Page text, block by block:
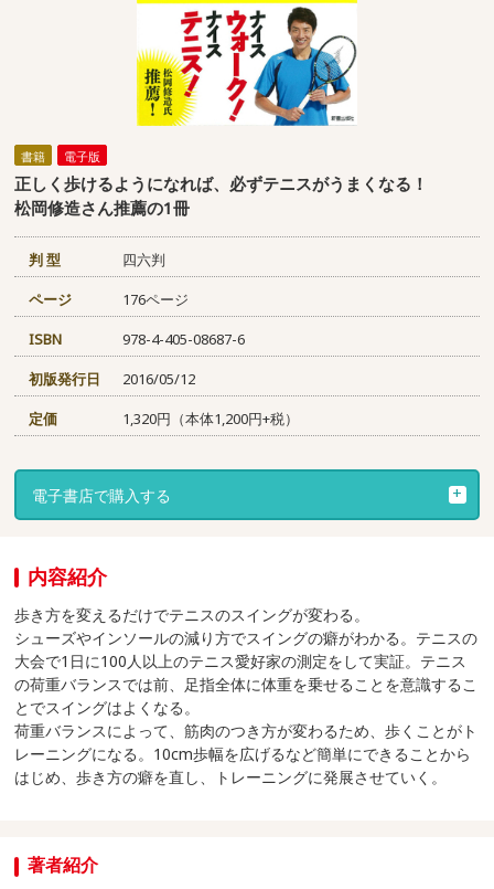
書籍 電子版
正しく歩けるようになれば、必ずテニスがうまくなる！
松岡修造さん推薦の1冊
判 型
四六判
ページ
176ページ
ISBN
978-4-405-08687-6
初版発行日
2016/05/12
定価
1,320円（本体1,200円+税）
電子書店で購入する
内容紹介
歩き方を変えるだけでテニスのスイングが変わる。
シューズやインソールの減り方でスイングの癖がわかる。テニスの
大会で1日に100人以上のテニス愛好家の測定をして実証。テニス
の荷重バランスでは前、足指全体に体重を乗せることを意識するこ
とでスイングはよくなる。
荷重バランスによって、筋肉のつき方が変わるため、歩くことがト
レーニングになる。10cm歩幅を広げるなど簡単にできることから
はじめ、歩き方の癖を直し、トレーニングに発展させていく。
著者紹介